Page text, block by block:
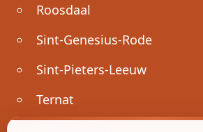
Roosdaal
Sint-Genesius-Rode
Sint-Pieters-Leeuw
Ternat